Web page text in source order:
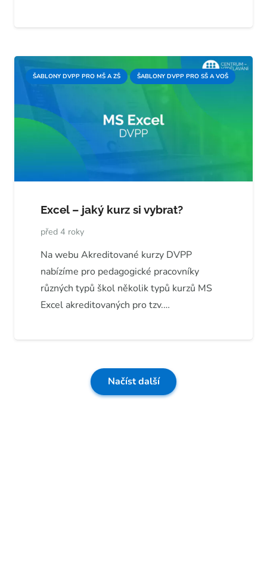
ŠABLONY DVPP PRO MŠ A ZŠ ŠABLONY DVPP PRO SŠ A VOŠ
Excel – jaký kurz si vybrat?
před 4 roky
Na webu Akreditované kurzy DVPP
nabízíme pro pedagogické pracovníky
různých typů škol několik typů kurzů MS
Excel akreditovaných pro tzv.…
Načíst další